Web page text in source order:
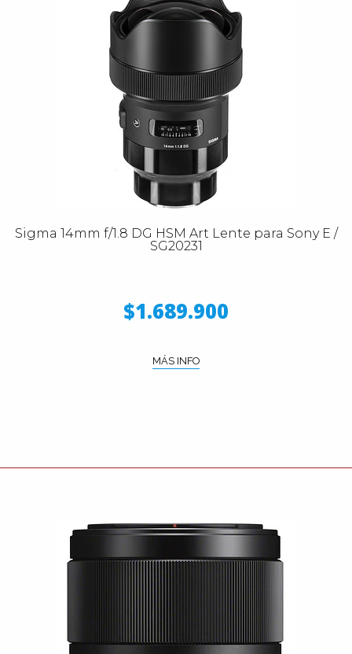
Sigma 14mm f/1.8 DG HSM Art Lente para Sony E /
SG20231
$1.689.900
MÁS INFO